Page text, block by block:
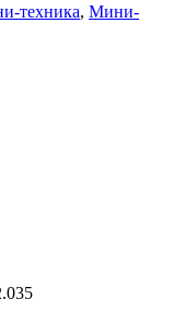
техника, Мини-